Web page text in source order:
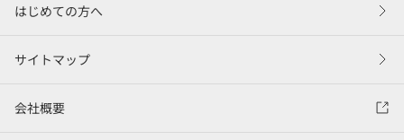
はじめての方へ
サイトマップ
会社概要